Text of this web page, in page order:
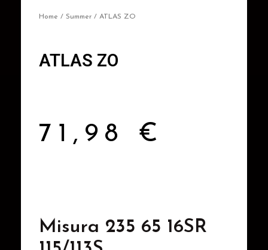
Home / Summer / ATLAS ZO
ATLAS ZO
71,98 €
Misura 235 65 16SR